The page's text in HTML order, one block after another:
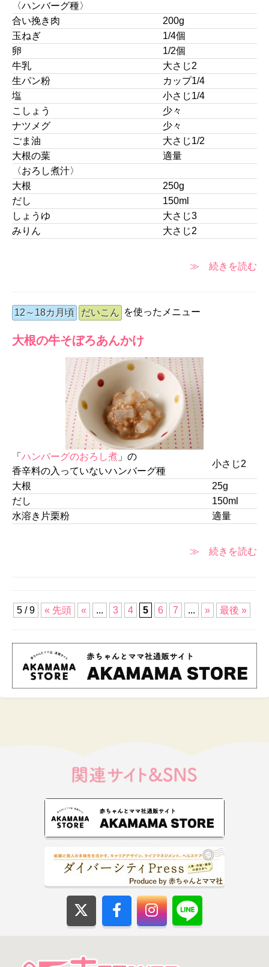
〈ハンバーグ種〉
合い挽き肉
200g
玉ねぎ
1/4個
卵
1/2個
牛乳
大さじ2
生パン粉
カップ1/4
塩
小さじ1/4
こしょう
少々
ナツメグ
少々
ごま油
大さじ1/2
大根の葉
適量
〈おろし煮汁〉
大根
250g
だし
150ml
しょうゆ
大さじ3
みりん
大さじ2
≫ 続きを読む
12～18カ月頃 だいこん を使ったメニュー
大根の牛そぼろあんかけ
「 ハンバーグのおろし煮 」の
香辛料の入っていないハンバーグ種
小さじ2
大根
25g
だし
150ml
水溶き片栗粉
適量
≫ 続きを読む
5 / 9 « 先頭 « ... 3 4 5 6 7 ... » 最後 »